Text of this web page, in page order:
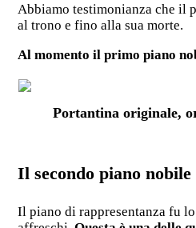
Abbiamo testimonianza che il
al trono e fino alla sua morte.
Al momento il primo piano
Portantina originale,
Il secondo piano
Il piano di rappresentanza fu